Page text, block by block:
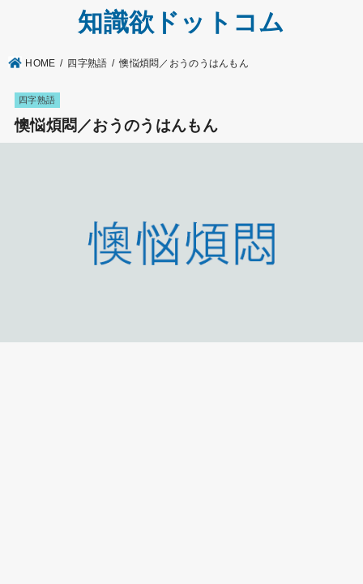
知識欲ドットコム
HOME 四字熟語 懊悩煩悶／おうのうはんもん
四字熟語
懊悩煩悶／おうのうはんもん